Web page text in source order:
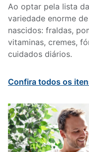
Ao optar pela lista
variedade enorme
nascidos: fraldas,
vitaminas, cremes,
cuidados diários.
Confira todos os